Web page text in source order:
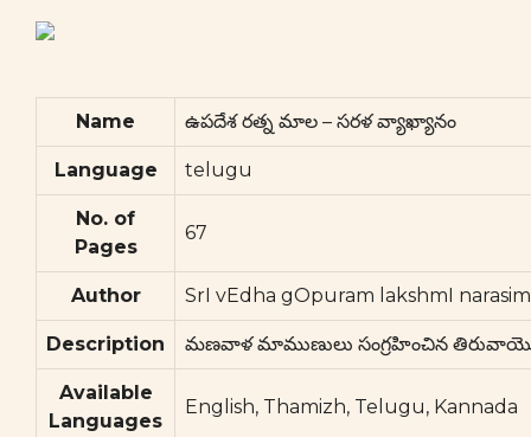
Name ఉపదేశ రత్న మాల – సరళ వ్యాఖ్యానం
Language telugu
No. of
Pages
67
Author SrI vEdha gOpuram lakshmI
Description మణవాళ మాముణులు సంగ్రహించిన
Available
Languages
English, Thamizh, Telugu, Kannada